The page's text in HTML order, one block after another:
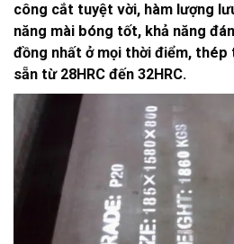
công cắt tuyệt vời, hàm lượng
năng mài bóng tốt, khả năng
đồng nhất ở mọi thời điểm, thép
sẵn từ 28HRC đến 32HRC.